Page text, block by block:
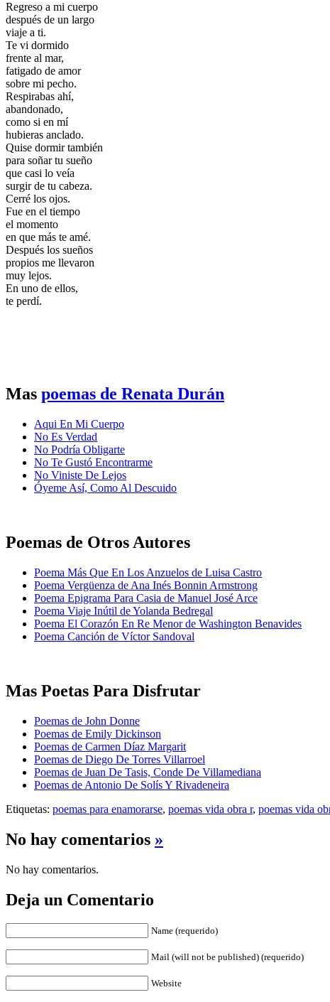
Regreso a mi cuerpo
después de un largo
viaje a ti.
Te vi dormido
frente al mar,
fatigado de amor
sobre mi pecho.
Respirabas ahí,
abandonado,
como si en mí
hubieras anclado.
Quise dormir también
para soñar tu sueño
que casi lo veía
surgir de tu cabeza.
Cerré los ojos.
Fue en el tiempo
el momento
en que más te amé.
Después los sueños
propios me llevaron
muy lejos.
En uno de ellos,
te perdí.
Mas poemas de Renata Durán
Aqui En Mi Cuerpo
No Es Verdad
No Podría Obligarte
No Te Gustó Encontrarme
No Viniste De Lejos
Óyeme Así, Como Al Descuido
Poemas de Otros Autores
Poema Más Que En Los Anzuelos de Luisa Castro
Poema Vergüenza de Ana Inés Bonnin Armstrong
Poema Epigrama Para Casia de Manuel José Arce
Poema Viaje Inútil de Yolanda Bedregal
Poema El Corazón En Re Menor de Washington Benavides
Poema Canción de Víctor Sandoval
Mas Poetas Para Disfrutar
Poemas de John Donne
Poemas de Emily Dickinson
Poemas de Carmen Díaz Margarit
Poemas de Diego De Torres Villarroel
Poemas de Juan De Tasis, Conde De Villamediana
Poemas de Antonio De Solís Y Rivadeneira
Etiquetas: poemas para enamorarse, poemas vida obra r, poemas vida
No hay comentarios »
No hay comentarios.
Deja un Comentario
Name (requerido)
Mail (will not be published) (requerido)
Website